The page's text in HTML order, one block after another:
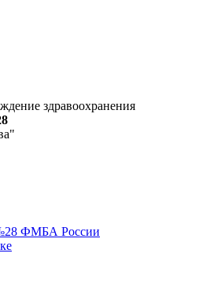
здравоохранения
ФМБА России